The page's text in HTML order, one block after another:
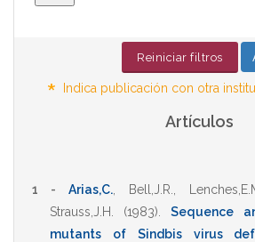
Reiniciar filtros
* Indica publicación con otra
Artículos
1 - Arias,C. Bell,J.R.
Strauss,J.H.
(1983) .Sequence
mutants of Sindbis virus